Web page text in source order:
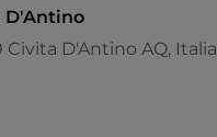
D'Antino
Civita D'Antino AQ, Italia